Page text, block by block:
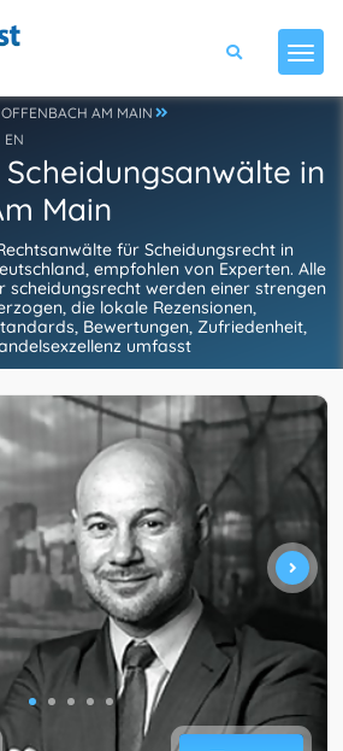
OFFENBACH AM MAIN
EN
in
Main
für Scheidungsrecht in
empfohlen von Experten. Alle
scheidungsrecht werden einer strengen
die lokale Rezensionen,
Bewertungen, Zufriedenheit,
umfasst